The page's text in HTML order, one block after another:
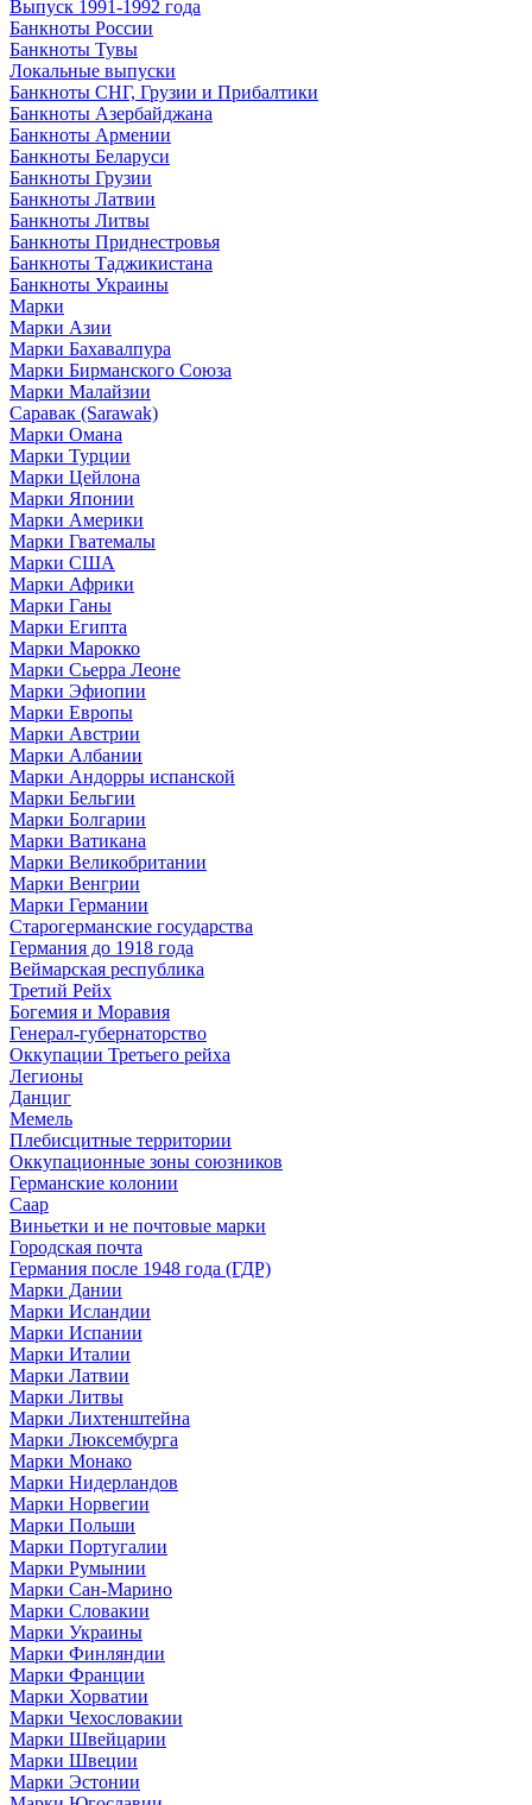
Выпуск 1991-1992 года
Банкноты России
Банкноты Тувы
Локальные выпуски
Банкноты СНГ, Грузии и Прибалтики
Банкноты Азербайджана
Банкноты Армении
Банкноты Беларуси
Банкноты Грузии
Банкноты Латвии
Банкноты Литвы
Банкноты Приднестровья
Банкноты Таджикистана
Банкноты Украины
Марки
Марки Азии
Марки Бахавалпура
Марки Бирманского Союза
Марки Малайзии
Саравак (Sarawak)
Марки Омана
Марки Турции
Марки Цейлона
Марки Японии
Марки Америки
Марки Гватемалы
Марки США
Марки Африки
Марки Ганы
Марки Египта
Марки Марокко
Марки Сьерра Леоне
Марки Эфиопии
Марки Европы
Марки Австрии
Марки Албании
Марки Андорры испанской
Марки Бельгии
Марки Болгарии
Марки Ватикана
Марки Великобритании
Марки Венгрии
Марки Германии
Старогерманские государства
Германия до 1918 года
Веймарская республика
Третий Рейх
Богемия и Моравия
Генерал-губернаторство
Оккупации Третьего рейха
Легионы
Данциг
Мемель
Плебисцитные территории
Оккупационные зоны союзников
Германские колонии
Саар
Виньетки и не почтовые марки
Городская почта
Германия после 1948 года (ГДР)
Марки Дании
Марки Исландии
Марки Испании
Марки Италии
Марки Латвии
Марки Литвы
Марки Лихтенштейна
Марки Люксембурга
Марки Монако
Марки Нидерландов
Марки Норвегии
Марки Польши
Марки Португалии
Марки Румынии
Марки Сан-Марино
Марки Словакии
Марки Украины
Марки Финляндии
Марки Франции
Марки Хорватии
Марки Чехословакии
Марки Швейцарии
Марки Швеции
Марки Эстонии